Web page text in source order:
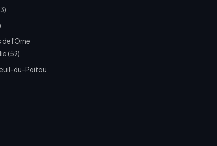
de l'Orne
(59)
du-Poitou